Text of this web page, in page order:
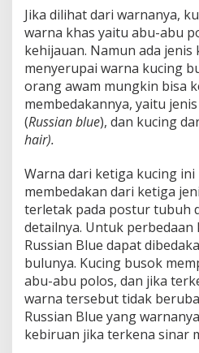
Jika dilihat dari warnanya,
warna khas yaitu abu-abu
kehijauan. Namun ada
menyerupai warna kucing
orang awam mungkin bisa
membedakannya, yaitu
(Russian blue), dan kucing
hair).
Warna dari ketiga kucing ini
membedakan dari ketiga
terletak pada postur tubuh
detailnya. Untuk perbedaan
Russian Blue dapat
bulunya. Kucing busok
abu-abu polos, dan jika
warna tersebut tidak
Russian Blue yang
kebiruan jika terkena sinar